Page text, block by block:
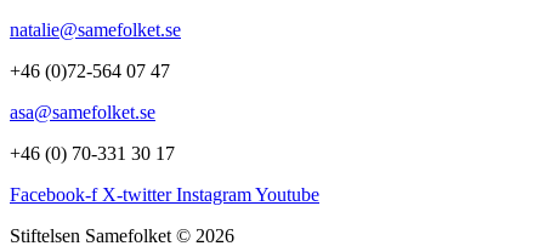
natalie@samefolket.se
+46 (0)72-564 07 47
asa@samefolket.se
+46 (0) 70-331 30 17
Facebook-f X-twitter InstagramYoutube
Stiftelsen Samefolket © 2026